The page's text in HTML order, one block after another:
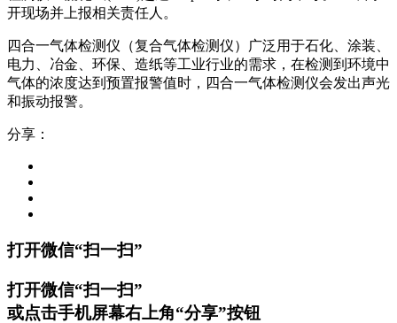
开现场并上报相关责任人。
四合一气体检测仪（复合气体检测仪）广泛用于石化、涂装、
电力、冶金、环保、造纸等工业行业的需求，在检测到环境中
气体的浓度达到预置报警值时，四合一气体检测仪会发出声光
和振动报警。
分享：
打开微信“扫一扫”
打开微信“扫一扫”
或点击手机屏幕右上角“分享”按钮